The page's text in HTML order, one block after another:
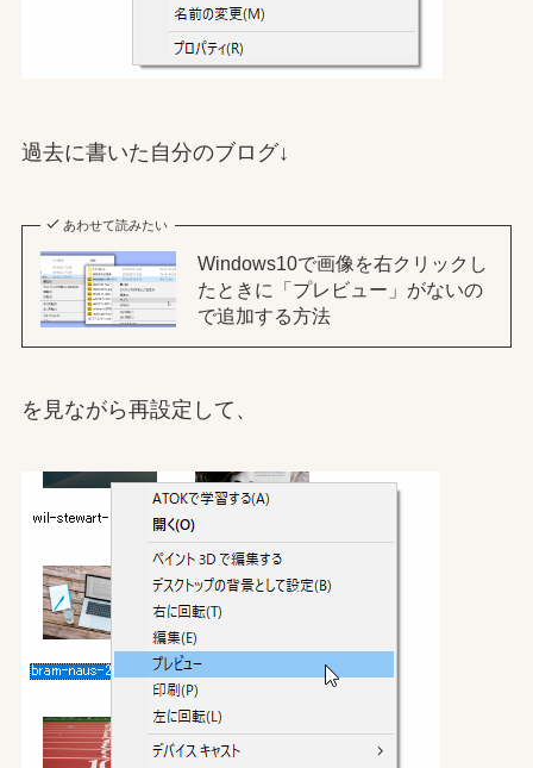
過去に書いた自分のブログ↓
あわせて読みたい
Windows10で画像を右クリックし
たときに「プレビュー」がないの
で追加する方法
を見ながら再設定して、